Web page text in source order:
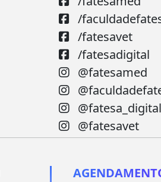
/
/fatesavet
/fatesadigital
@fatesamed
@fatesa_digital
@fatesavet